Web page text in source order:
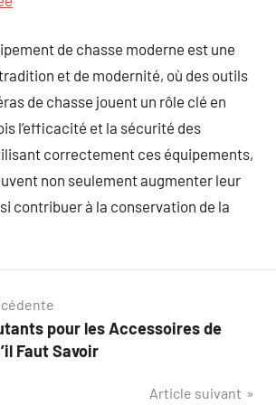
de chasse moderne est une
et de modernité, où des outils
de chasse jouent un rôle clé en
l’efficacité et la sécurité des
correctement ces équipements,
non seulement augmenter leur
contribuer à la conservation de la
pour les Accessoires de
Faut Savoir
Article suivant